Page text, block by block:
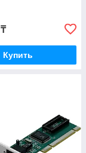
₸
Купить